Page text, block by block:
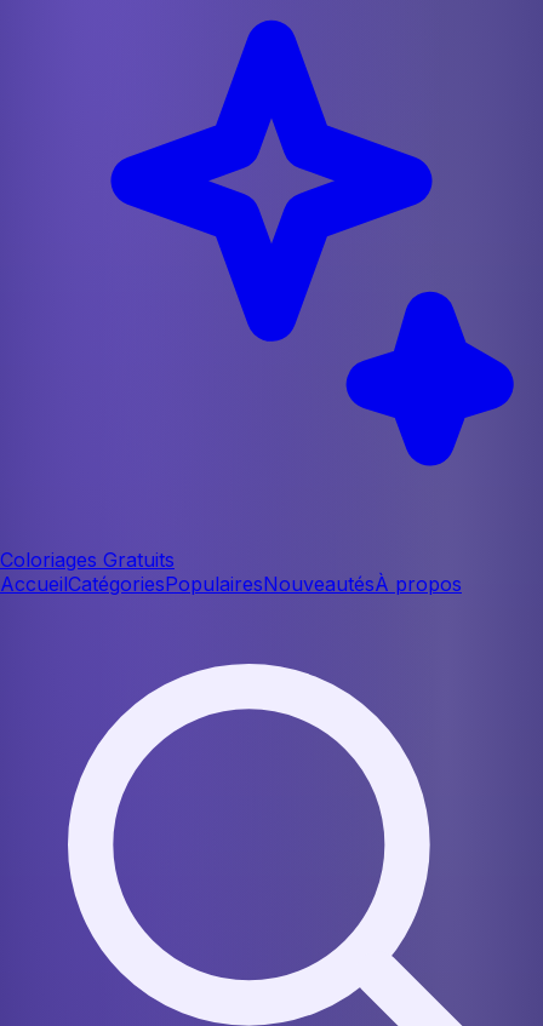
Coloriages Gratuits
AccueilCatégoriesPopulairesNouveautésÀ propos